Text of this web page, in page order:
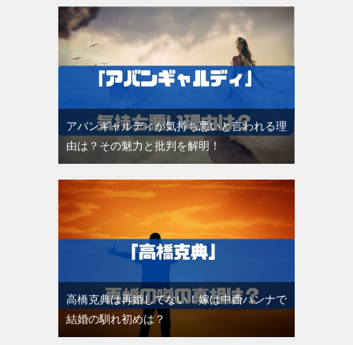
アバンギャルディが気持ち悪いと言われる理
由は？その魅力と批判を解明！
高橋克典は再婚してない！嫁は中西ハンナで
結婚の馴れ初めは？